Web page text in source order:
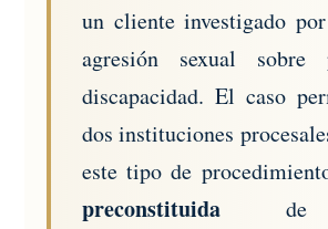
un cliente investigado
agresión sexual sobre
discapacidad. El caso
dos instituciones
este tipo de
preconstituida de